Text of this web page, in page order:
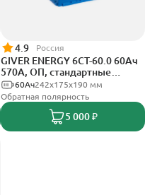
4.9 Россия
GIVER ENERGY 6СТ-60.0 60Ач
570А, ОП, стандартные
клеммы242х175х190 мм
60Ач
Обратная полярность
5 000 ₽